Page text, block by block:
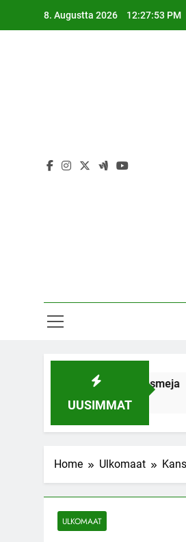
8. Augustta 2026 12:27:53 PM
UUSIMMAT
naisten orgasmeja
Home Ulkomaat
ULKOMAAT